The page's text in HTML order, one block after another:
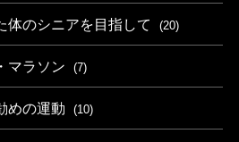
体のシニアを目指して (20)
マラソン (7)
めの運動 (10)